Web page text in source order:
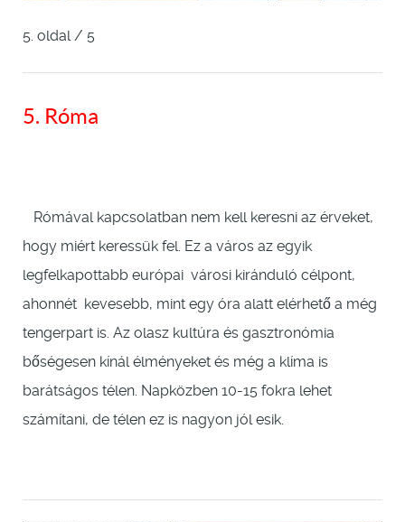
5. oldal / 5
5. Róma
Rómával kapcsolatban nem kell keresni az érveket,
hogy miért keressük fel. Ez a város az egyik
legfelkapottabb európai városi kiránduló célpont,
ahonnét kevesebb, mint egy óra alatt elérhető a még
tengerpart is. Az olasz kultúra és gasztronómia
bőségesen kínál élményeket és még a klíma is
barátságos télen. Napközben 10-15 fokra lehet
számítani, de télen ez is nagyon jól esik.